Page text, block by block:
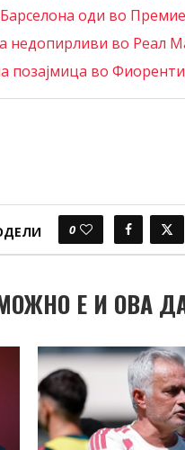
оди во
во Реал
позајмица во
0
Е И ОВА